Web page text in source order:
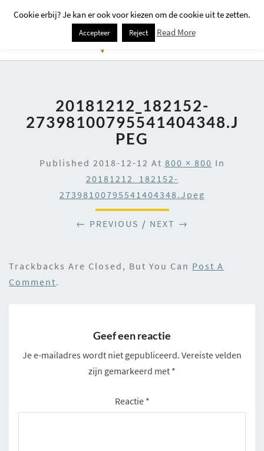
20181212_182152-
27398100795541404348.J
PEG
Published 2018-12-12 At 800 × 800 In
20181212_182152-
27398100795541404348.jpeg
← PREVIOUS / NEXT →
Trackbacks Are Closed, But You Can Post A
Comment.
Geef een reactie
Je e-mailadres wordt niet gepubliceerd. Vereiste velden
zijn gemarkeerd met *
Reactie *
Cookie erbij? Je kan er ook voor kiezen om de cookie uit te zetten.
Accepteer Reject Read More